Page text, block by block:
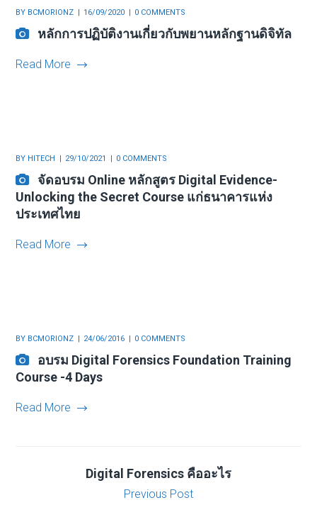
BY BCMORIONZ 16/09/2020 0 COMMENTS
หลักการปฏิบัติงานเกี่ยวกับพยานหลักฐานดิจิทัล
Read More
BY HITECH 29/10/2021 0 COMMENTS
จัดอบรม Online หลักสูตร Digital Evidence-
Unlocking the Secret Course แก่ธนาคารแห่ง
ประเทศไทย
Read More
BY BCMORIONZ 24/06/2016 0 COMMENTS
อบรม Digital Forensics Foundation Training
Course -4 Days
Read More
Digital Forensics คืออะไร
Previous Post